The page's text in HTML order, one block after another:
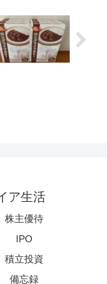
ア生活
株主優待
IPO
積立投資
備忘録